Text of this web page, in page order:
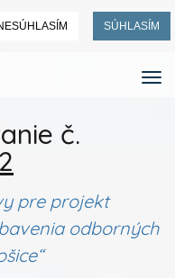
SÚHLASÍM
č.
pre projekt
odborných